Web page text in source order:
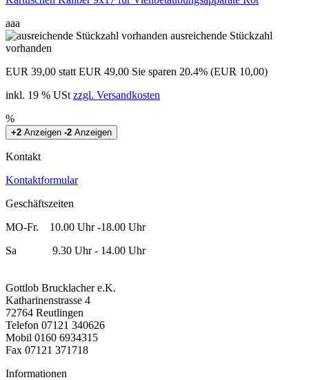
aaa
ausreichende Stückzahl
vorhanden
EUR 39,00 statt EUR 49,00 Sie sparen 20.4% (EUR 10,00)
inkl. 19 % USt zzgl. Versandkosten
%
+2 Anzeigen -2 Anzeigen
Kontakt
Kontaktformular
Geschäftszeiten
MO-Fr. 10.00 Uhr -18.00 Uhr
Sa 9.30 Uhr - 14.00 Uhr
Gottlob Brucklacher e.K.
Katharinenstrasse 4
72764 Reutlingen
Telefon 07121 340626
Mobil 0160 6934315
Fax 07121 371718
Informationen